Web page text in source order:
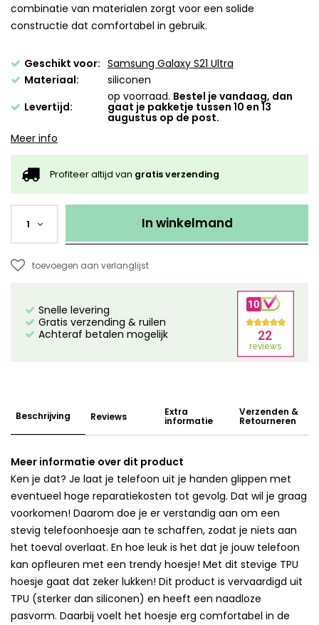
combinatie van materialen zorgt voor een solide
constructie dat comfortabel in gebruik.
Geschikt voor: Samsung Galaxy S21 Ultra
Materiaal:
siliconen
Levertijd:
op voorraad. Bestel je vandaag, dan
gaat je pakketje tussen 10 en 13
augustus op de post.
Meer info
Profiteer altijd van gratis verzending
1 In winkelmand
toevoegen aan verlanglijst
Snelle levering
Gratis verzending & ruilen
Achteraf betalen mogelijk
Beschrijving Reviews Extra
informatie
Verzenden &
Retourneren
Meer informatie over dit product
Ken je dat? Je laat je telefoon uit je handen glippen met
eventueel hoge reparatiekosten tot gevolg. Dat wil je graag
voorkomen! Daarom doe je er verstandig aan om een
stevig telefoonhoesje aan te schaffen, zodat je niets aan
het toeval overlaat. En hoe leuk is het dat je jouw telefoon
kan opfleuren met een trendy hoesje! Met dit stevige TPU
hoesje gaat dat zeker lukken! Dit product is vervaardigd uit
TPU (sterker dan siliconen) en heeft een naadloze
pasvorm. Daarbij voelt het hoesje erg comfortabel in de